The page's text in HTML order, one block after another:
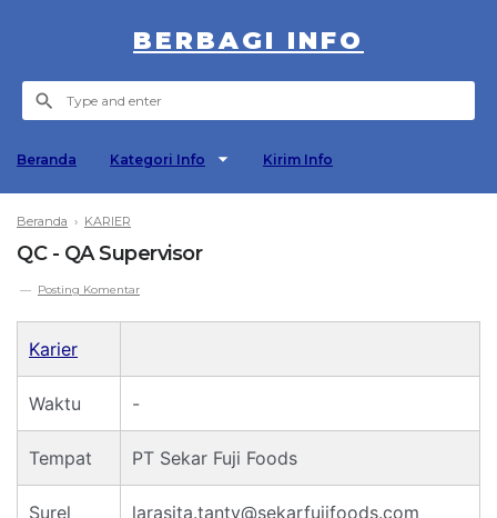
BERBAGI INFO
Beranda Kategori Info Kirim Info
Beranda › KARIER
QC - QA Supervisor
Posting Komentar
Karier
Waktu -
Tempat PT Sekar Fuji Foods
Surel larasita.tanty@sekarfujifoods.com